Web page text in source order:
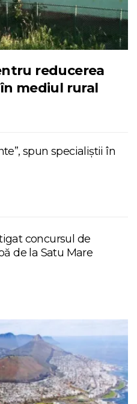
reducerea
mediul rural
spun specialiștii în
concursul de
de la Satu Mare